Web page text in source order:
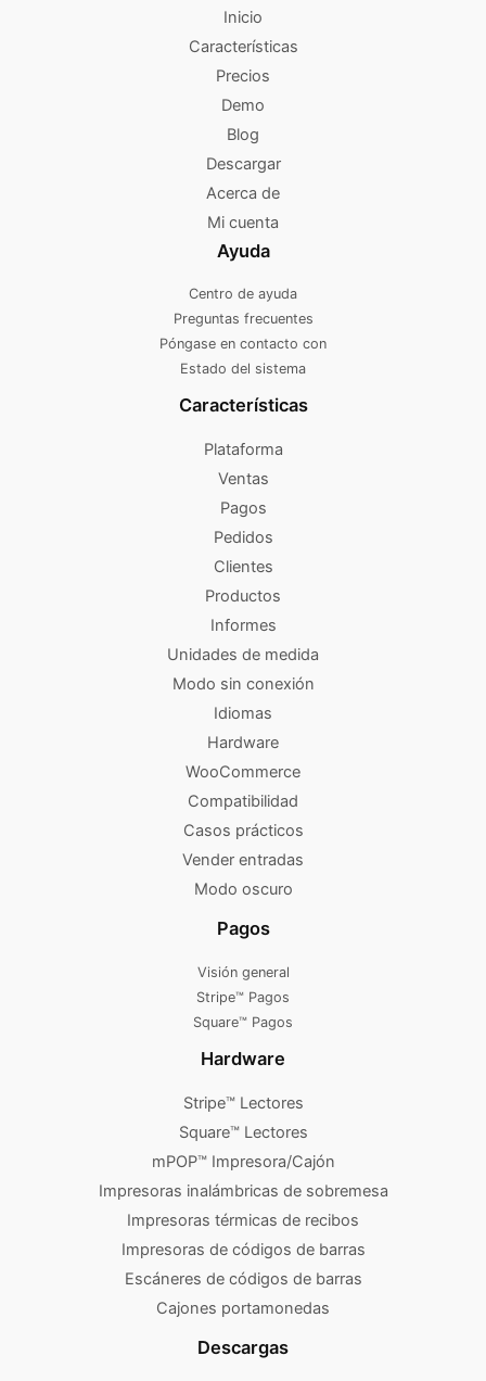
Inicio
Características
Precios
Demo
Blog
Descargar
Acerca de
Mi cuenta
Ayuda
Centro de ayuda
Preguntas frecuentes
Póngase en contacto con
Estado del sistema
Características
Plataforma
Ventas
Pagos
Pedidos
Clientes
Productos
Informes
Unidades de medida
Modo sin conexión
Idiomas
Hardware
WooCommerce
Compatibilidad
Casos prácticos
Vender entradas
Modo oscuro
Pagos
Visión general
Stripe™ Pagos
Square™ Pagos
Hardware
Stripe™ Lectores
Square™ Lectores
mPOP™ Impresora/Cajón
Impresoras inalámbricas de sobremesa
Impresoras térmicas de recibos
Impresoras de códigos de barras
Escáneres de códigos de barras
Cajones portamonedas
Descargas